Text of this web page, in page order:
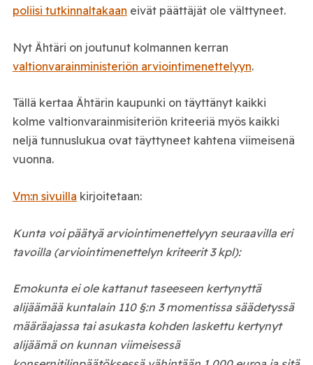
poliisi tutkinnaltakaan eivät päättäjät ole välttyneet.
Nyt Ähtäri on joutunut kolmannen kerran
valtionvarainministeriön arviointimenettelyyn.
Tällä kertaa Ähtärin kaupunki on täyttänyt kaikki
kolme valtionvarainmisiteriön kriteeriä myös kaikki
neljä tunnuslukua ovat täyttyneet kahtena viimeisenä
vuonna.
Vm:n sivuilla kirjoitetaan:
Kunta voi päätyä arviointimenettelyyn seuraavilla eri
tavoilla (arviointimenettelyn kriteerit 3 kpl):
Emokunta ei ole kattanut taseeseen kertynyttä
alijäämää kuntalain 110 §:n 3 momentissa säädetyssä
määräajassa tai asukasta kohden laskettu kertynyt
alijäämä on kunnan viimeisessä